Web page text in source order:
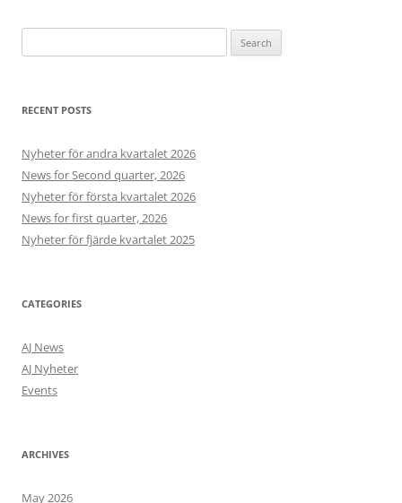
for:
RECENT POSTS
Nyheter för andra kvartalet 2026
News for Second quarter, 2026
Nyheter för första kvartalet 2026
News for first quarter, 2026
Nyheter för fjärde kvartalet 2025
CATEGORIES
AJ News
AJ Nyheter
Events
ARCHIVES
May 2026